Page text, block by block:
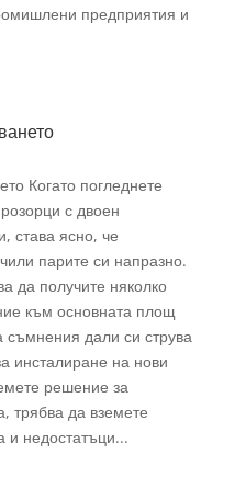
предприятия и
Когато погледнете
с двоен
става ясно, че
парите си напразно.
да получите няколко
към основната площ
дали си струва
инсталиране на нови
решение за
трябва да вземете
и недостатъци...